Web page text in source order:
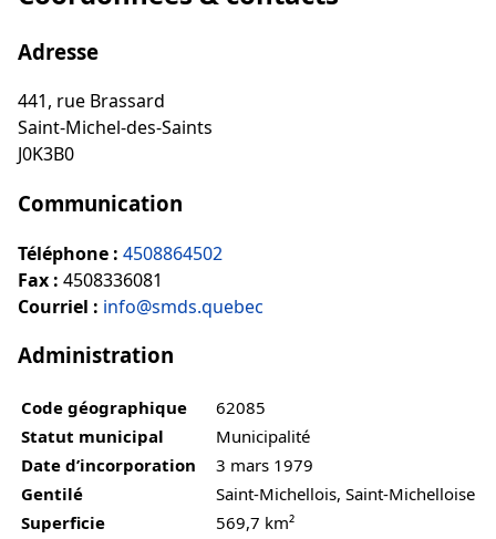
Adresse
441, rue Brassard
Saint-Michel-des-Saints
J0K3B0
Communication
Téléphone : 4508864502
Fax : 4508336081
Courriel : info@smds.quebec
Administration
Code géographique
62085
Statut municipal
Municipalité
Date d’incorporation
3 mars 1979
Gentilé
Saint-Michellois, Saint-Michelloise
Superficie
569,7 km²